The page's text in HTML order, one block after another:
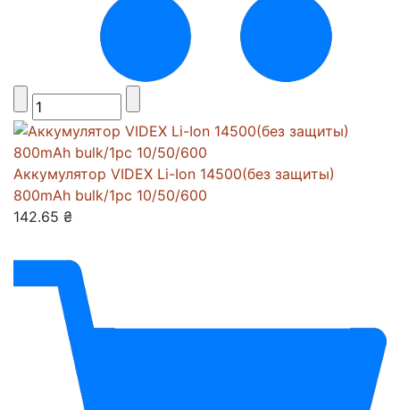
Аккумулятор VIDEX Li-Ion 14500(без защиты)
800mAh bulk/1pc 10/50/600
142.65 ₴